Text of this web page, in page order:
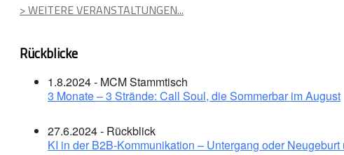
> WEITERE VERANSTALTUNGEN...
Rückblicke
1.8.2024 - MCM Stammtisch
3 Monate – 3 Strände: Call Soul, die Sommerbar im August
27.6.2024 - Rückblick
KI in der B2B-Kommunikation – Untergang oder